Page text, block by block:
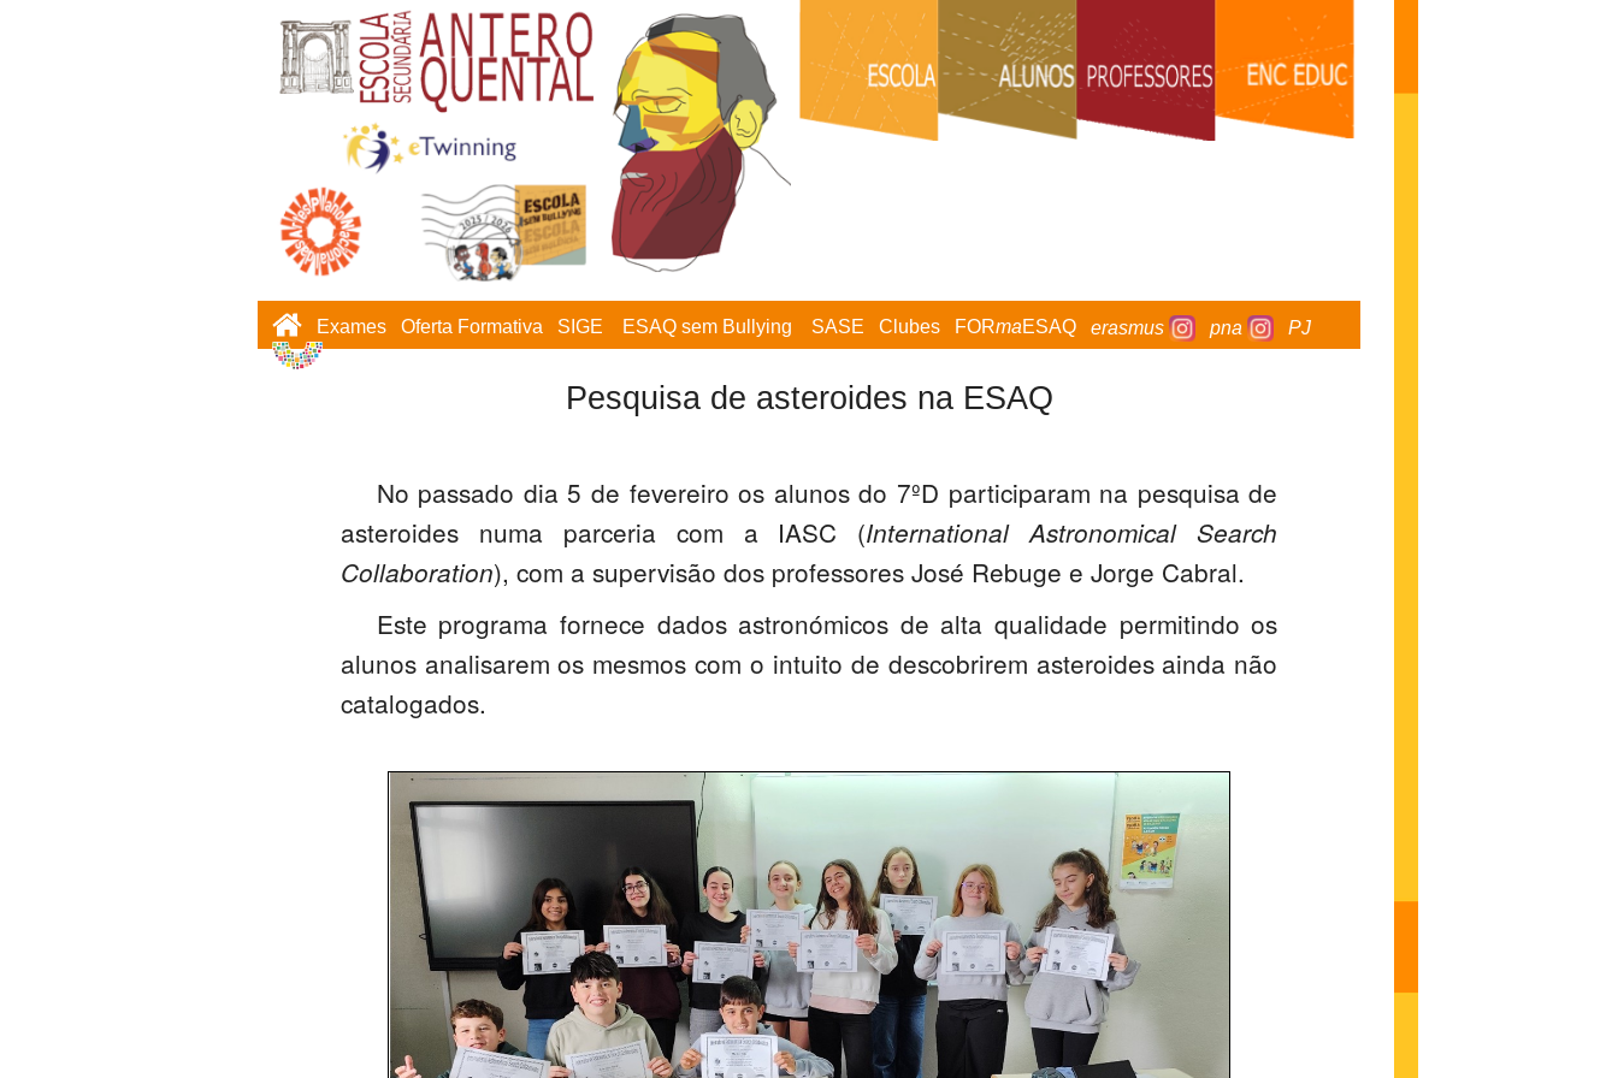
Exames Oferta Formativa SIGE ESAQ sem Bullying SASE Clubes FORmaESAQ erasmus pna PJ
Pesquisa de asteroides na ESAQ
No passado dia 5 de fevereiro os alunos do 7ºD participaram na pesquisa de
asteroides numa parceria com a IASC (International Astronomical Search
Collaboration), com a supervisão dos professores José Rebuge e Jorge Cabral.
Este programa fornece dados astronómicos de alta qualidade permitindo os
alunos analisarem os mesmos com o intuito de descobrirem asteroides ainda não
catalogados.